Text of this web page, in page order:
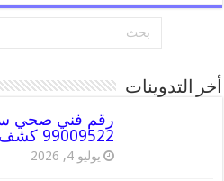
أخر التدوينات
99009522 كشف تسربات وتسليك مجاري
يوليو 4, 2026